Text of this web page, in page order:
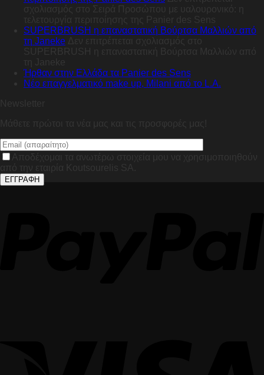
σχολιασμός
στο Σειρά Προσώπου με υαλουρονικό: η
τελετουργία περιποίησης της Panier des Sens
SUPERBRUSH η επαναστατική Βούρτσα Μαλλιών από
τη Janeke Δεν επιτρέπεται σχολιασμός
SUPERBRUSH η επαναστατική Βούρτσα Μαλλιών από
τη Janeke
Ήρθαν στην Ελλάδα τα Panier des Sens
Nέο επαγγελματικό make up, Milani από το L.A.
Newsletter
Μάθετε πρώτοι τα νέα μας και τις προσφορές μας!
Αποδέχομαι τα ανωτέρω στοιχεία μου να χρησιμοποιηθούν
από την εταιρία Koutsourelis SA.